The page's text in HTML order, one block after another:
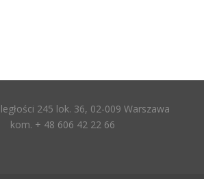
245 lok. 36, 02-009 Warszawa
kom. + 48 606 42 22 66